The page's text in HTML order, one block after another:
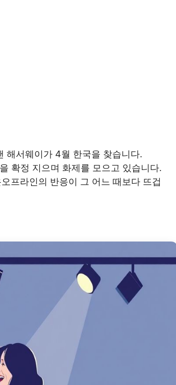
해서웨이가 4월 한국을 찾습니다.
확정 지으며 화제를 모으고 있습니다.
프라인의 반응이 그 어느 때보다 뜨겁